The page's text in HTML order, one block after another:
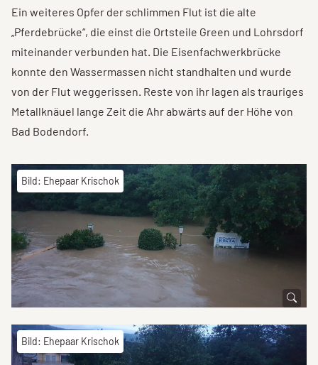
Ein weiteres Opfer der schlimmen Flut ist die alte
„Pferdebrücke“, die einst die Ortsteile Green und Lohrsdorf
miteinander verbunden hat. Die Eisenfachwerkbrücke
konnte den Wassermassen nicht standhalten und wurde
von der Flut weggerissen. Reste von ihr lagen als trauriges
Metallknäuel lange Zeit die Ahr abwärts auf der Höhe von
Bad Bodendorf.
Bild: Ehepaar Krischok
Bild: Ehepaar Krischok